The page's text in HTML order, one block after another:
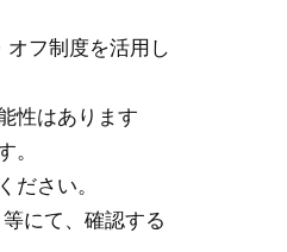
フ制度を活用し
性はあります
。
ださい。
にて、確認する